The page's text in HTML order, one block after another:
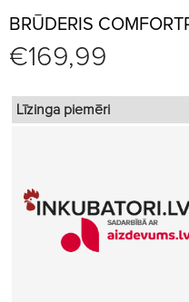
BRŪDERIS
€169,99
Līzinga piemēri